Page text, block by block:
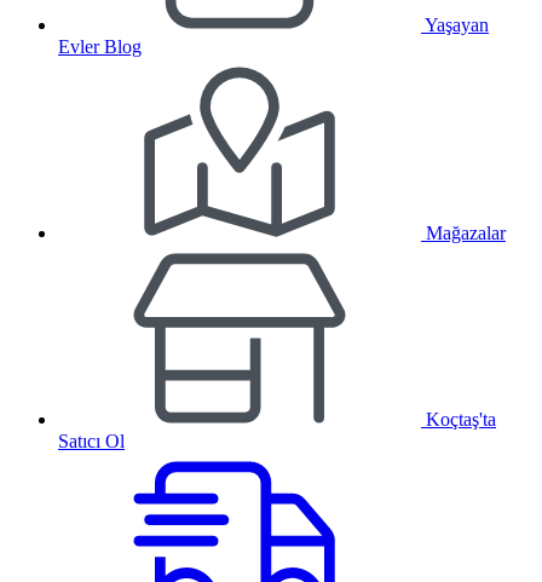
Yaşayan
Evler Blog
Mağazalar
Koçtaş'ta
Satıcı Ol